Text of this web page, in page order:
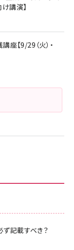
記載すべき？
講演】
【9/29（火）・